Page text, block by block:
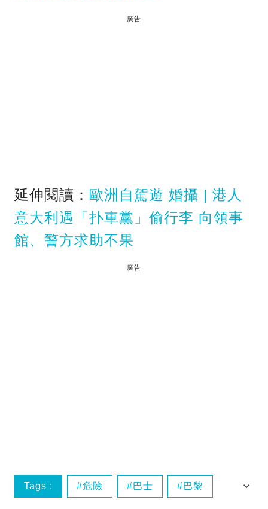
廣告
延伸閱讀： 歐洲自駕遊 婚攝 | 港人
意大利遇「扑車黨」偷行李 向領事
館、警方求助不果
廣告
Tags : 危險 巴士 巴黎